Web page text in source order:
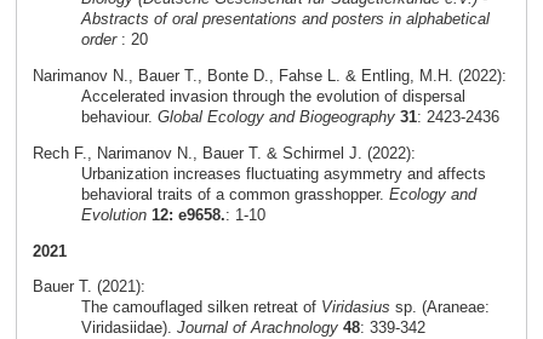
Abstracts of oral presentations and posters in alphabetical
order: 20
Narimanov N., Bauer T., Bonte D., Fahse L. & Entling, M.H. (2022):
Accelerated invasion through the evolution of dispersal
behaviour. Global Ecology and Biogeography 31: 2423-2436
Rech F., Narimanov N., Bauer T. & Schirmel J. (2022):
Urbanization increases fluctuating asymmetry and affects
behavioral traits of a common grasshopper. Ecology and
Evolution 12: e9658.: 1-10
2021
Bauer T. (2021):
The camouflaged silken retreat of Viridasius sp. (Araneae:
Viridasiidae). Journal of Arachnology 48: 339-342